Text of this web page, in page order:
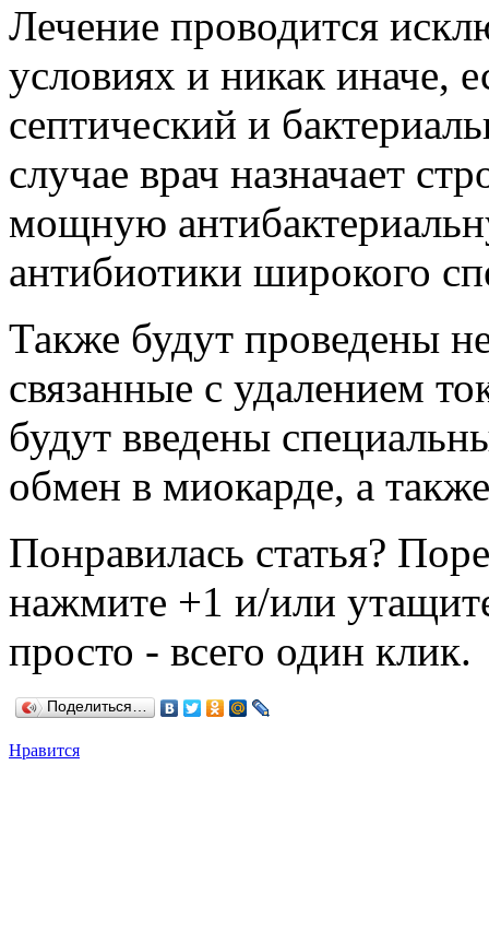
Лечение проводится
условиях и никак иначе,
септический и
случае врач назначает
мощную
антибиотики широкого
Также будут проведены
связанные с удалением
будут введены
обмен в миокарде, а
Понравилась статья?
нажмите +1 и/или
просто - всего один клик.
Поделиться…
Нравится